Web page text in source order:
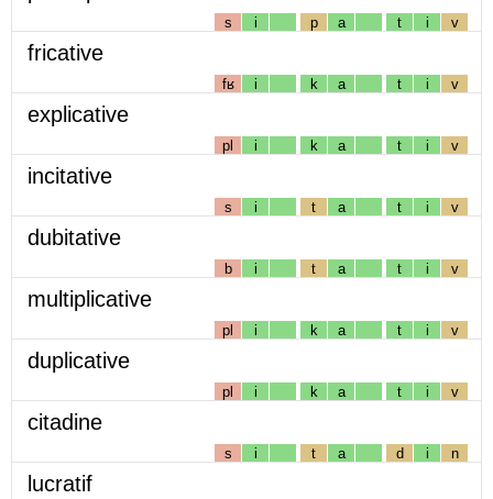
s i p a t i v
fricative
fʁ i k a t i v
explicative
pl i k a t i v
incitative
s i t a t i v
dubitative
b i t a t i v
multiplicative
pl i k a t i v
duplicative
pl i k a t i v
citadine
s i t a d i n
lucratif